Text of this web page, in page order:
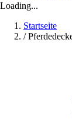
Loading...
Startseite
/